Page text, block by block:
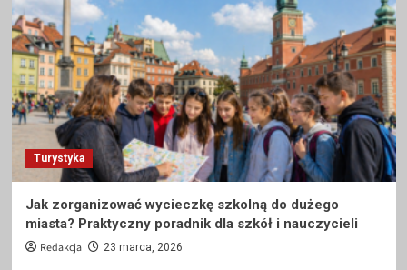
Turystyka
Jak zorganizować wycieczkę szkolną do dużego
miasta? Praktyczny poradnik dla szkół i nauczycieli
Redakcja 23 marca, 2026